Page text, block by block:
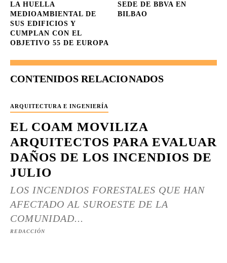
LA HUELLA
MEDIOAMBIENTAL DE
SUS EDIFICIOS Y
CUMPLAN CON EL
OBJETIVO 55 DE EUROPA
SEDE DE BBVA EN
BILBAO
CONTENIDOS RELACIONADOS
ARQUITECTURA E INGENIERÍA
EL COAM MOVILIZA
ARQUITECTOS PARA EVALUAR
DAÑOS DE LOS INCENDIOS DE
JULIO
LOS INCENDIOS FORESTALES QUE HAN
AFECTADO AL SUROESTE DE LA
COMUNIDAD...
REDACCIÓN